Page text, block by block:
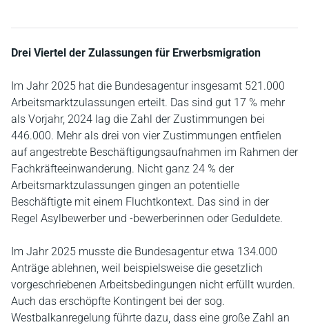
Drei Viertel der Zulassungen für Erwerbsmigration
Im Jahr 2025 hat die Bundesagentur insgesamt 521.000
Arbeitsmarktzulassungen erteilt. Das sind gut 17 % mehr
als Vorjahr, 2024 lag die Zahl der Zustimmungen bei
446.000. Mehr als drei von vier Zustimmungen entfielen
auf angestrebte Beschäftigungsaufnahmen im Rahmen der
Fachkräfteeinwanderung. Nicht ganz 24 % der
Arbeitsmarktzulassungen gingen an potentielle
Beschäftigte mit einem Fluchtkontext. Das sind in der
Regel Asylbewerber und -bewerberinnen oder Geduldete.
Im Jahr 2025 musste die Bundesagentur etwa 134.000
Anträge ablehnen, weil beispielsweise die gesetzlich
vorgeschriebenen Arbeitsbedingungen nicht erfüllt wurden.
Auch das erschöpfte Kontingent bei der sog.
Westbalkanregelung führte dazu, dass eine große Zahl an